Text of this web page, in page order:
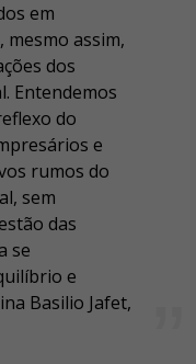
em
mesmo assim,
dos
Entendemos
do
e
rumos do
sem
das
se
e
Basilio Jafet,